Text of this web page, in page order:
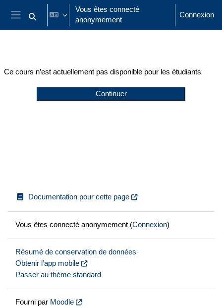
Passer au contenu principal
Panneau latéral
Activer/désactiver la saisie de recherche
Vous êtes connecté
anonymement
Connexion
Ce cours n’est actuellement pas disponible pour les étudiants
Continuer
Documentation pour cette page
Vous êtes connecté anonymement (Connexion)
Résumé de conservation de données
Obtenir l’app mobile
Passer au thème standard
Fourni par Moodle